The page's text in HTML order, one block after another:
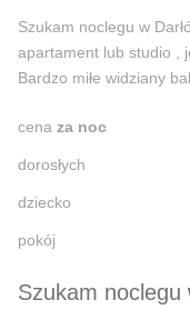
Szukam noclegu w
apartament lub studio ,
Bardzo miłe widziany
cena za noc
dorosłych
dziecko
pokój
Szukam noclegu